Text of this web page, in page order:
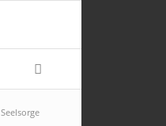
Seelsorge